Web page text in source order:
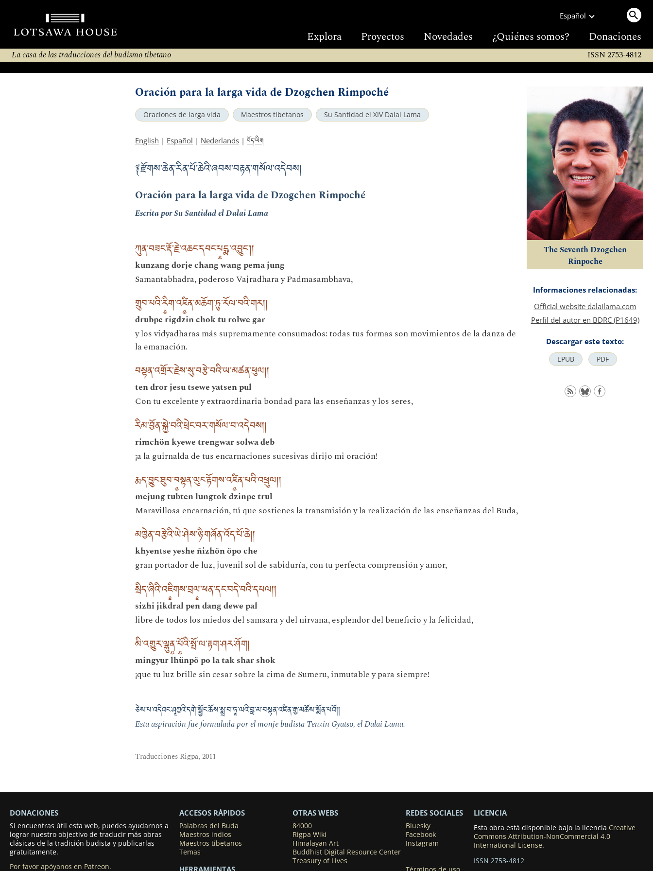
Español
Explora Proyectos Novedades ¿Quiénes somos? Donaciones
La casa de las traducciones del budismo tibetano ISSN 2753-4812
Oración para la larga vida de Dzogchen Rimpoché
Oraciones de larga vida Maestros tibetanos Su Santidad el XIV Dalai Lama
English | Español | Nederlands | བོད་ཡིག
༈ རྫོགས་ཆེན་རིན་པོ་ཆེའི་ཞབས་བརྟན་གསོལ་འདེབས།
Oración para la larga vida de Dzogchen Rimpoché
Escrita por Su Santidad el Dalai Lama
ཀུན་བཟང་རྡོ་རྗེ་འཆང་དབང་པ༵དྨ་འབྱུང༌། །
kunzang dorje chang wang pema jung
Samantabhadra, poderoso Vajradhara y Padmasambhava,
གྲུབ་པའི་རི༵ག་འཛི༵ན་མཆོག་ཏུ་རོལ་བའི་གར། །
drubpe rigdzin chok tu rolwe gar
y los vidyadharas más supremamente consumados: todas tus formas son movimientos de la danza de
la emanación.
བསྟན་འགྲོར་རྗེས་སུ་བརྩེ་བའི་ཡ་མཚན་ཕུལ། །
ten dror jesu tsewe yatsen pul
Con tu excelente y extraordinaria bondad para las enseñanzas y los seres,
རིམ་བྱོན་སྐྱེ་བའི་ཕྲེང་བར་གསོལ་བ་འདེབས། །
rimchön kyewe trengwar solwa deb
¡a la guirnalda de tus encarnaciones sucesivas dirijo mi oración!
རྨད་བྱུང་ཐུབ་བ༵སྟན་ལུང་རྟོགས་འཛི༵ན་པའི་འཕྲུལ། །
mejung tubten lungtok dzinpe trul
Maravillosa encarnación, tú que sostienes la transmisión y la realización de las enseñanzas del Buda,
མཁྱེན་བརྩེའི་ཡེ་ཤེས་ཉི་གཞོན་འོད་པོ་ཆེ། །
khyentse yeshe ñizhön öpo che
gran portador de luz, juvenil sol de sabiduría, con tu perfecta comprensión y amor,
སྲིད་ཞིའི་འཇི༵གས་བྲལ༵་ཕན་དང་བདེ་བའི་དཔལ། །
sizhi jikdral pen dang dewe pal
libre de todos los miedos del samsara y del nirvana, esplendor del beneficio y la felicidad,
མི་འགྱུར་ལྷུན༵་པོ༵འི་སྤོ་ལ་རྟག་ཤར་ཤོག །
mingyur lhünpö po la tak shar shok
¡que tu luz brille sin cesar sobre la cima de Sumeru, inmutable y para siempre!
ཅེས་པ་འདིའང་ཤཱཀྱའི་དགེ་སྦྱོང་ཆོས་སྨྲ་བ་ཏཱ་ལའི་བླ་མ་བསྟན་འཛིན་རྒྱ་མཚོས་སྨོན་པའོ། །
Esta aspiración fue formulada por el monje budista Tenzin Gyatso, el Dalai Lama.
Traducciones Rigpa, 2011
The Seventh Dzogchen
Rinpoche
Informaciones relacionadas:
Official website dalailama.com
Perfil del autor en BDRC (P1649)
Descargar este texto:
EPUB PDF
DONACIONES
Si encuentras útil esta web, puedes ayudarnos a
lograr nuestro objectivo de traducir más obras
clásicas de la tradición budista y publicarlas
gratuitamente.
Por favor apóyanos en Patreon.
ACCESOS RÁPIDOS
Palabras del Buda
Maestros indios
Maestros tibetanos
Temas
OTRAS WEBS
84000
Rigpa Wiki
Himalayan Art
Buddhist Digital Resource Center
Treasury of Lives
REDES SOCIALES
Bluesky
Facebook
Instagram
LICENCIA
Esta obra está disponible bajo la licencia Creative
Commons Attribution-NonCommercial 4.0
International License.
ISSN 2753-4812